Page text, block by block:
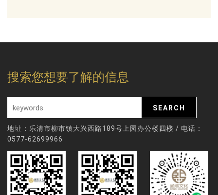
搜索您想要了解的信息
地址：乐清市柳市镇大兴西路189号上园办公楼四楼 / 电话：
0577-62699966